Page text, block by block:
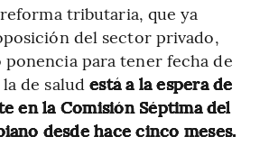
tributaria, que ya
del sector privado,
ponencia para tener fecha de
de saludestá a la espera de
en la Comisión Séptima del
desde hace cinco meses.